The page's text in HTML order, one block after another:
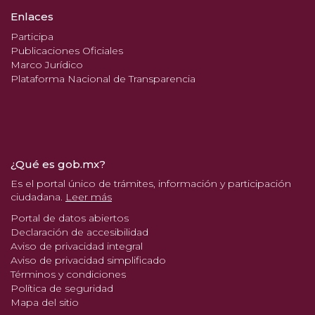
Enlaces
Participa
Publicaciones Oficiales
Marco Jurídico
Plataforma Nacional de Transparencia
¿Qué es gob.mx?
Es el portal único de trámites, información y participación
ciudadana. Leer más
Portal de datos abiertos
Declaración de accesibilidad
Aviso de privacidad integral
Aviso de privacidad simplificado
Términos y condiciones
Política de seguridad
Mapa del sitio